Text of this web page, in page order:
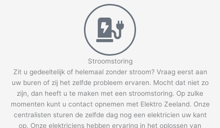
Stroomstoring
Zit u gedeeltelijk of helemaal zonder stroom? Vraag eerst aan
uw buren of zij het zelfde probleem ervaren. Mocht dat niet zo
zijn, dan heeft u te maken met een stroomstoring. Op zulke
momenten kunt u contact opnemen met Elektro Zeeland. Onze
centralisten sturen de zelfde dag nog een elektricien uw kant
op. Onze elektriciens hebben ervaring in het oplossen van